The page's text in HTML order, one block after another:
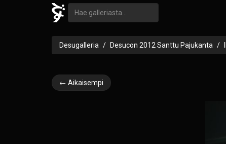
Desugalleria Desucon 2012 Santtu Pajukanta
← Aikaisempi